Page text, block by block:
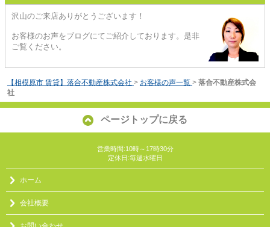
沢山のご来店ありがとうございます！
お客様のお声をブログにてご紹介しております。是非
ご覧ください。
【相模原市 賃貸】落合不動産株式会社 > お客様の声一覧 > 落合不動産株式会
社
ページトップに戻る
営業時間:10時～17時30分
定休日:毎週水曜日
ホーム
会社概要